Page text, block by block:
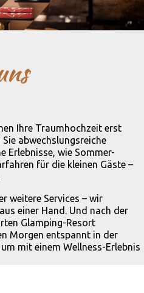
Ihre Traumhochzeit erst
abwechslungsreiche
Erlebnisse, wie Sommer-
für die kleinen Gäste –
weitere Services – wir
einer Hand. Und nach der
Glamping-Resort
Morgen entspannt in der
mit einem Wellness-Erlebnis